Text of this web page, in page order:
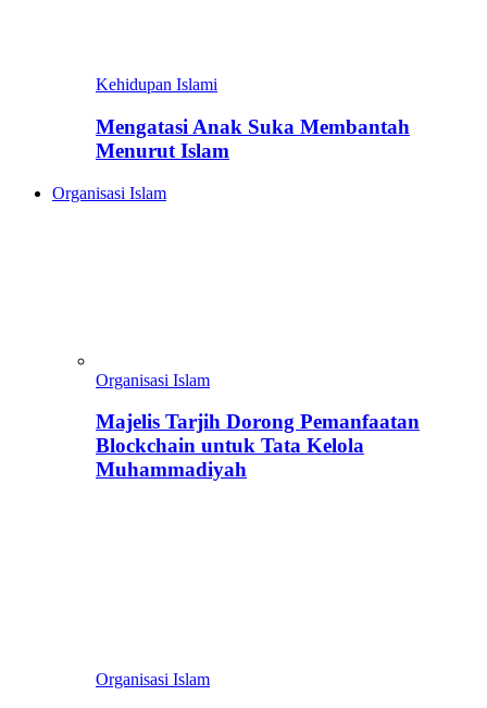
Kehidupan Islami
Mengatasi Anak Suka Membantah
Menurut Islam
Organisasi Islam
Organisasi Islam
Majelis Tarjih Dorong Pemanfaatan
Blockchain untuk Tata Kelola
Muhammadiyah
Organisasi Islam